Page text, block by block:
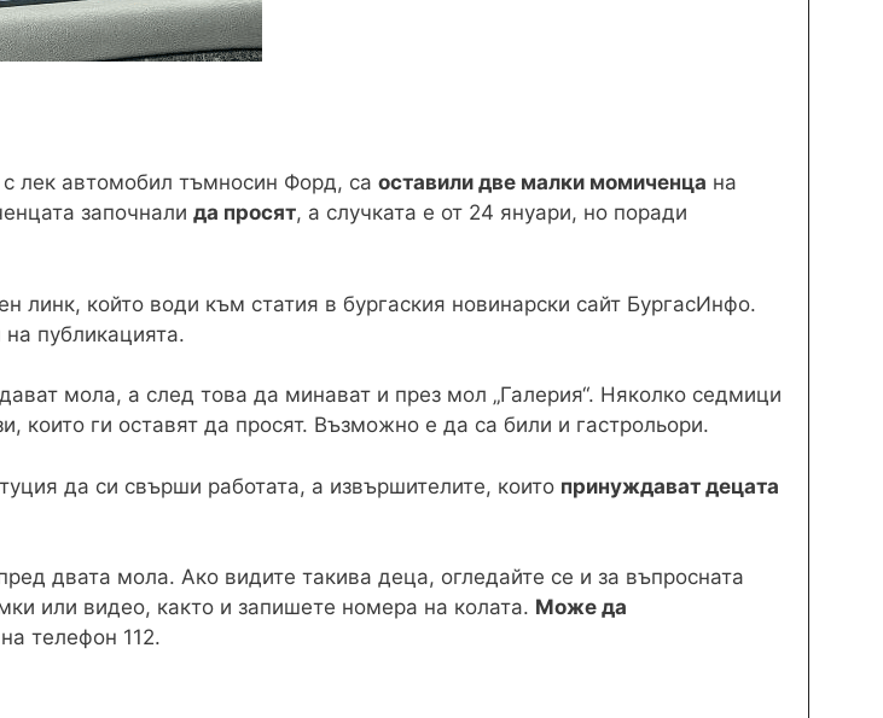
лек автомобил тъмносин Форд, са оставили две малки момиченца на
започнали да просят, а случката е от 24 януари, но поради
линк, който води към статия в бургаския новинарски сайт БургасИнфо.
публикацията.
мола, а след това да минават и през мол „Галерия“. Няколко седмици
които ги оставят да просят. Възможно е да са били и гастрольори.
да си свърши работата, а извършителите, които принуждават децата
двата мола. Ако видите такива деца, огледайте се и за въпросната
или видео, както и запишете номера на колата. Може да
на телефон 112.